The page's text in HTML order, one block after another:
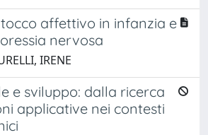
affettivo in infanzia e
nervosa
IRENE
e sviluppo: dalla ricerca
applicative nei contesti